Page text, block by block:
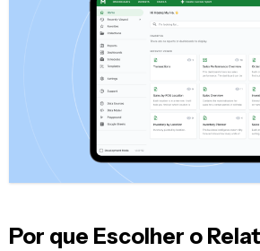
Por que Escolher o